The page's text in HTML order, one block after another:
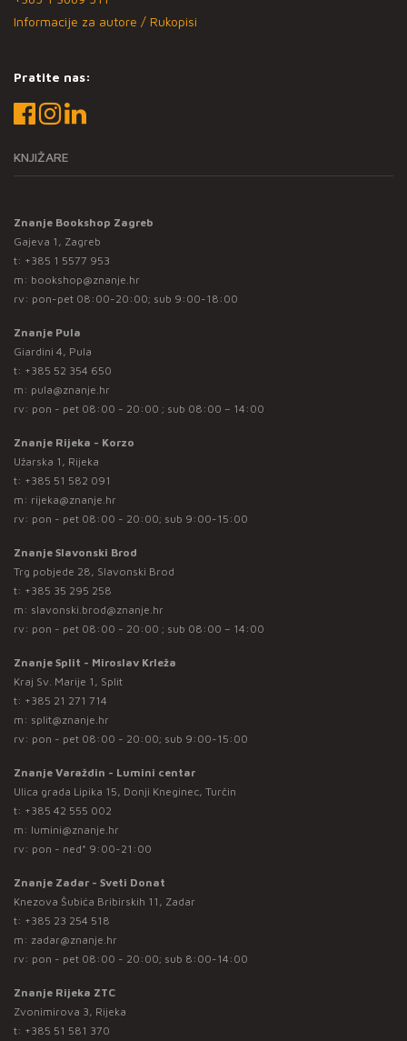
Informacije za autore / Rukopisi
Pratite nas:
KNJIŽARE
Znanje Bookshop Zagreb
Gajeva 1, Zagreb
t: +385 1 5577 953
m: bookshop@znanje.hr
rv: pon-pet 08:00-20:00; sub 9:00-18:00
Znanje Pula
Giardini 4, Pula
t: +385 52 354 650
m: pula@znanje.hr
rv: pon - pet 08:00 - 20:00 ; sub 08:00 – 14:00
Znanje Rijeka - Korzo
Užarska 1, Rijeka
t: +385 51 582 091
m: rijeka@znanje.hr
rv: pon - pet 08:00 - 20:00; sub 9:00-15:00
Znanje Slavonski Brod
Trg pobjede 28, Slavonski Brod
t: +385 35 295 258
m: slavonski.brod@znanje.hr
rv: pon - pet 08:00 - 20:00 ; sub 08:00 – 14:00
Znanje Split - Miroslav Krleža
Kraj Sv. Marije 1, Split
t: +385 21 271 714
m: split@znanje.hr
rv: pon - pet 08:00 - 20:00; sub 9:00-15:00
Znanje Varaždin - Lumini centar
Ulica grada Lipika 15, Donji Kneginec, Turčin
t: +385 42 555 002
m: lumini@znanje.hr
rv: pon - ned* 9:00-21:00
Znanje Zadar - Sveti Donat
Knezova Šubića Bribirskih 11, Zadar
t: +385 23 254 518
m: zadar@znanje.hr
rv: pon - pet 08:00 - 20:00; sub 8:00-14:00
Znanje Rijeka ZTC
Zvonimirova 3, Rijeka
t: +385 51 581 370